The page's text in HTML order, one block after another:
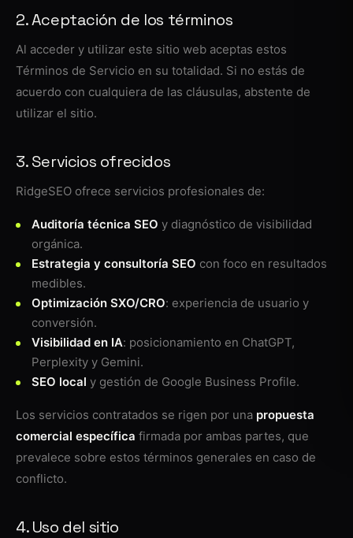
2. Aceptación de los términos
Al acceder y utilizar este sitio web aceptas estos
Términos de Servicio en su totalidad. Si no estás de
acuerdo con cualquiera de las cláusulas, abstente de
utilizar el sitio.
3. Servicios ofrecidos
RidgeSEO ofrece servicios profesionales de:
Auditoría técnica SEO y diagnóstico de visibilidad
orgánica.
Estrategia y consultoría SEO con foco en resultados
medibles.
Optimización SXO/CRO: experiencia de usuario y
conversión.
Visibilidad en IA: posicionamiento en ChatGPT,
Perplexity y Gemini.
SEO local y gestión de Google Business Profile.
Los servicios contratados se rigen por una propuesta
comercial específica firmada por ambas partes, que
prevalece sobre estos términos generales en caso de
conflicto.
4. Uso del sitio